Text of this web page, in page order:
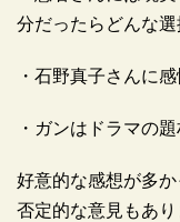
分だったらどんな
・石野真子さんに
・ガンはドラマの
好意的な感想が多
否定的な意見もあり